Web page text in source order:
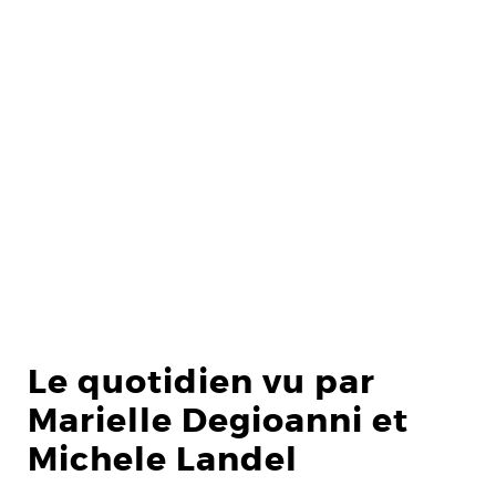
Le quotidien vu par
Marielle Degioanni et
Michele Landel